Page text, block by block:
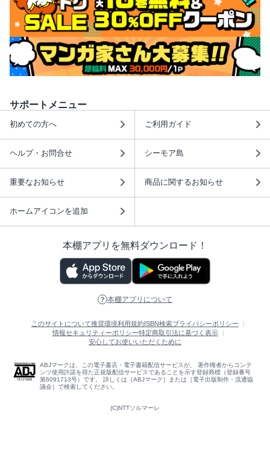
サポートメニュー
初めての方へ ご利用ガイド
ヘルプ・お問合せ シーモア島
重要なお知らせ 商品に関するお知らせ
ホームアイコンを追加
本棚アプリを無料ダウンロード！
本棚アプリについて
このサイトについて推奨環境利用規約 ISBN検索プライバシーポリシー
情報セキュリティーポリシー特定商取引法に基づく表示
安心してお使いいただくために
ABJマークは、この電子書店・電子書籍配信サービスが、 著作権者からコンテ
ンツ使用許諾を得た正規版配信サービスであることを示す登録商標（登録番号
第6091713号）です。 詳しくは［ABJマーク］または［電子出版制作・流通協
議会］で検索してください。
(C)NTTソルマーレ